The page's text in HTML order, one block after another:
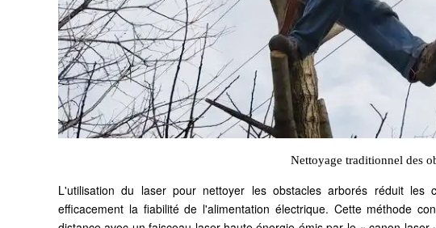
Nettoyage traditionnel des
L'utilisation du laser pour nettoyer les obstacles arborés réduit
efficacement la fiabilité de l'alimentation électrique. Cette méthode